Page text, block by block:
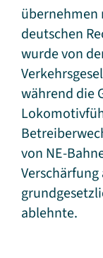
übernehmen
deutschen
wurde von
während die
von NE-
ablehnte.